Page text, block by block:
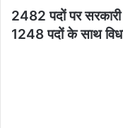
2482 पदों पर
1248 पदों के साथ